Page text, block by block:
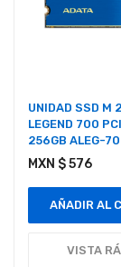
UNIDAD SSD M
LEGEND 700
256GB ALEG-
MXN $ 576
AÑADIR AL
VISTA